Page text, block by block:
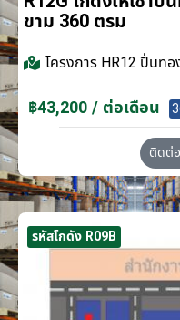
ขาม 360 ตรม
โครงการ HR12 ปิ่นทอ
฿43,200 / ต่อเดือน
ติดต่
รหัสโกดัง R09B